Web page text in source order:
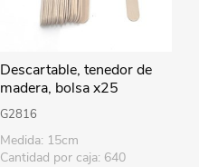
Descartable, tenedor de
madera, bolsa x25
G2816
Medida: 15cm
Cantidad por caja: 640